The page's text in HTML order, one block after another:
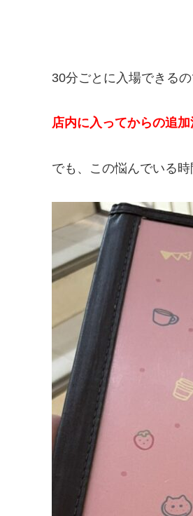
30分ごとに入場できる
店内に入ってからの追
でも、この悩んでいる